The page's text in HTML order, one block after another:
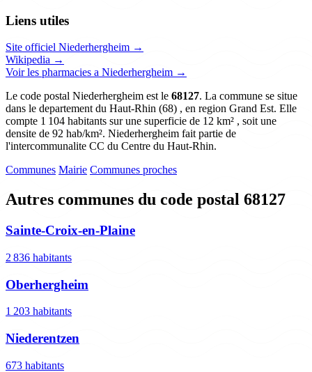
Liens utiles
Site officiel Niederhergheim →
Wikipedia →
Voir les pharmacies a Niederhergheim →
Le code postal Niederhergheim est le 68127. La commune se situe
dans le departement du Haut-Rhin (68) , en region Grand Est. Elle
compte 1 104 habitants sur une superficie de 12 km² , soit une
densite de 92 hab/km². Niederhergheim fait partie de
l'intercommunalite CC du Centre du Haut-Rhin.
Communes Mairie Communes proches
Autres communes du code postal 68127
Sainte-Croix-en-Plaine
2 836 habitants
Oberhergheim
1 203 habitants
Niederentzen
673 habitants